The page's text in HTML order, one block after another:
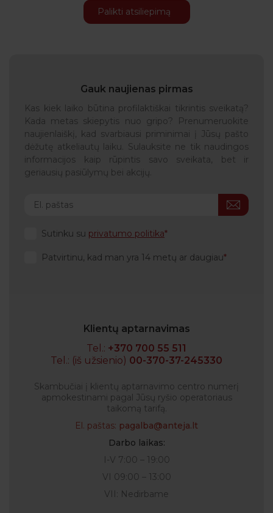
Gauk naujienas pirmas
Kas kiek laiko būtina profilaktiškai tikrintis sveikatą?
Kada metas skiepytis nuo gripo? Prenumeruokite
naujienlaiškį, kad svarbiausi priminimai į Jūsų pašto
dėžutę atkeliautų laiku. Sulauksite ne tik naudingos
informacijos kaip rūpintis savo sveikata, bet ir
geriausių pasiūlymų bei akcijų.
Sutinku su privatumo politika
Patvirtinu, kad man yra 14 metų ar daugiau
Klientų aptarnavimas
Tel.: +370 700 55 511
Tel.: (iš užsienio) 00-370-37-245330
Skambučiai į klientų aptarnavimo centro numerį
apmokestinami pagal Jūsų ryšio operatoriaus
taikomą tarifą.
El. paštas: pagalba@anteja.lt
Darbo laikas:
I-V 7:00 – 19:00
VI 09:00 – 13:00
VII: Nedirbame